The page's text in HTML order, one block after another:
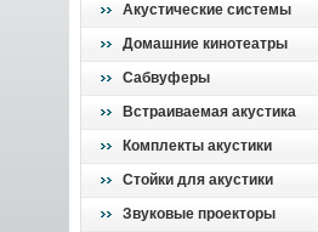
Акустические системы
Домашние кинотеатры
Сабвуферы
Встраиваемая акустика
Комплекты акустики
Стойки для акустики
Звуковые проекторы